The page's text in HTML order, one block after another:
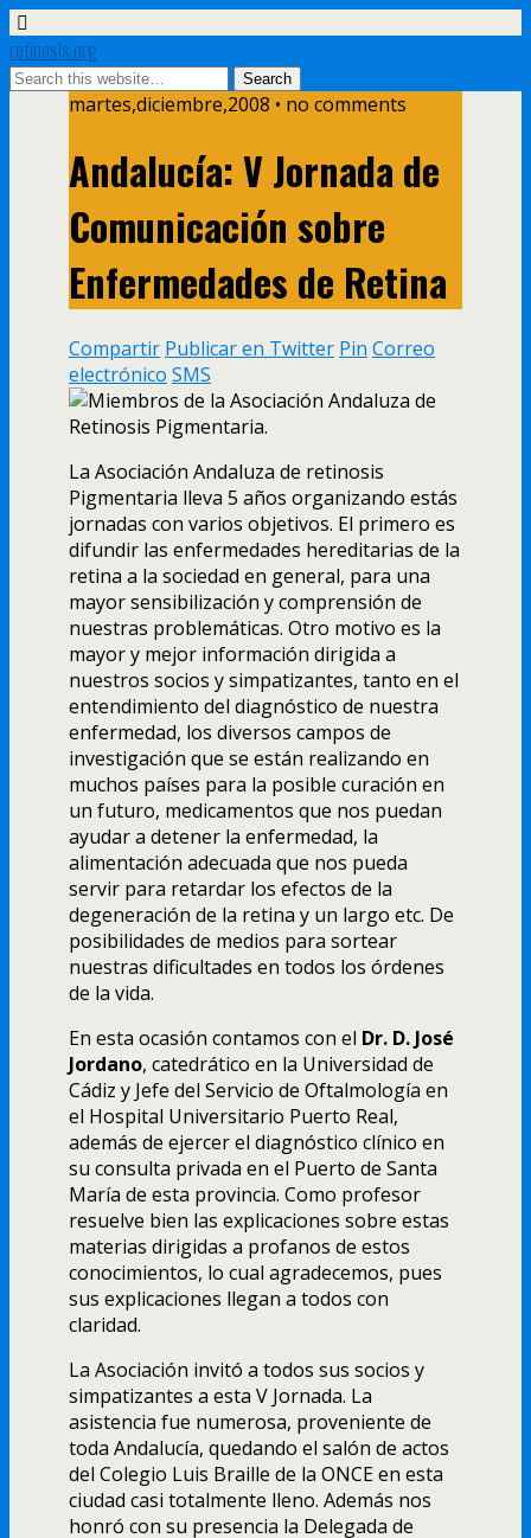
retinosis.org
martes,diciembre,2008 • no comments
Andalucí­a: V Jornada de
Comunicación sobre
Enfermedades de Retina
Compartir Publicar en Twitter Pin Correo
electrónico SMS
La Asociación Andaluza de retinosis
Pigmentaria lleva 5 años organizando estás
jornadas con varios objetivos. El primero es
difundir las enfermedades hereditarias de la
retina a la sociedad en general, para una
mayor sensibilización y comprensión de
nuestras problemáticas. Otro motivo es la
mayor y mejor información dirigida a
nuestros socios y simpatizantes, tanto en el
entendimiento del diagnóstico de nuestra
enfermedad, los diversos campos de
investigación que se están realizando en
muchos paí­ses para la posible curación en
un futuro, medicamentos que nos puedan
ayudar a detener la enfermedad, la
alimentación adecuada que nos pueda
servir para retardar los efectos de la
degeneración de la retina y un largo etc. De
posibilidades de medios para sortear
nuestras dificultades en todos los órdenes
de la vida.
En esta ocasión contamos con el Dr. D. José
Jordano, catedrático en la Universidad de
Cádiz y Jefe del Servicio de Oftalmologí­a en
el Hospital Universitario Puerto Real,
además de ejercer el diagnóstico clí­nico en
su consulta privada en el Puerto de Santa
Marí­a de esta provincia. Como profesor
resuelve bien las explicaciones sobre estas
materias dirigidas a profanos de estos
conocimientos, lo cual agradecemos, pues
sus explicaciones llegan a todos con
claridad.
La Asociación invitó a todos sus socios y
simpatizantes a esta V Jornada. La
asistencia fue numerosa, proveniente de
toda Andalucí­a, quedando el salón de actos
del Colegio Luis Braille de la ONCE en esta
ciudad casi totalmente lleno. Además nos
honró con su presencia la Delegada de